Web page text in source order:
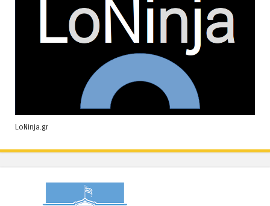
LoNinja.gr